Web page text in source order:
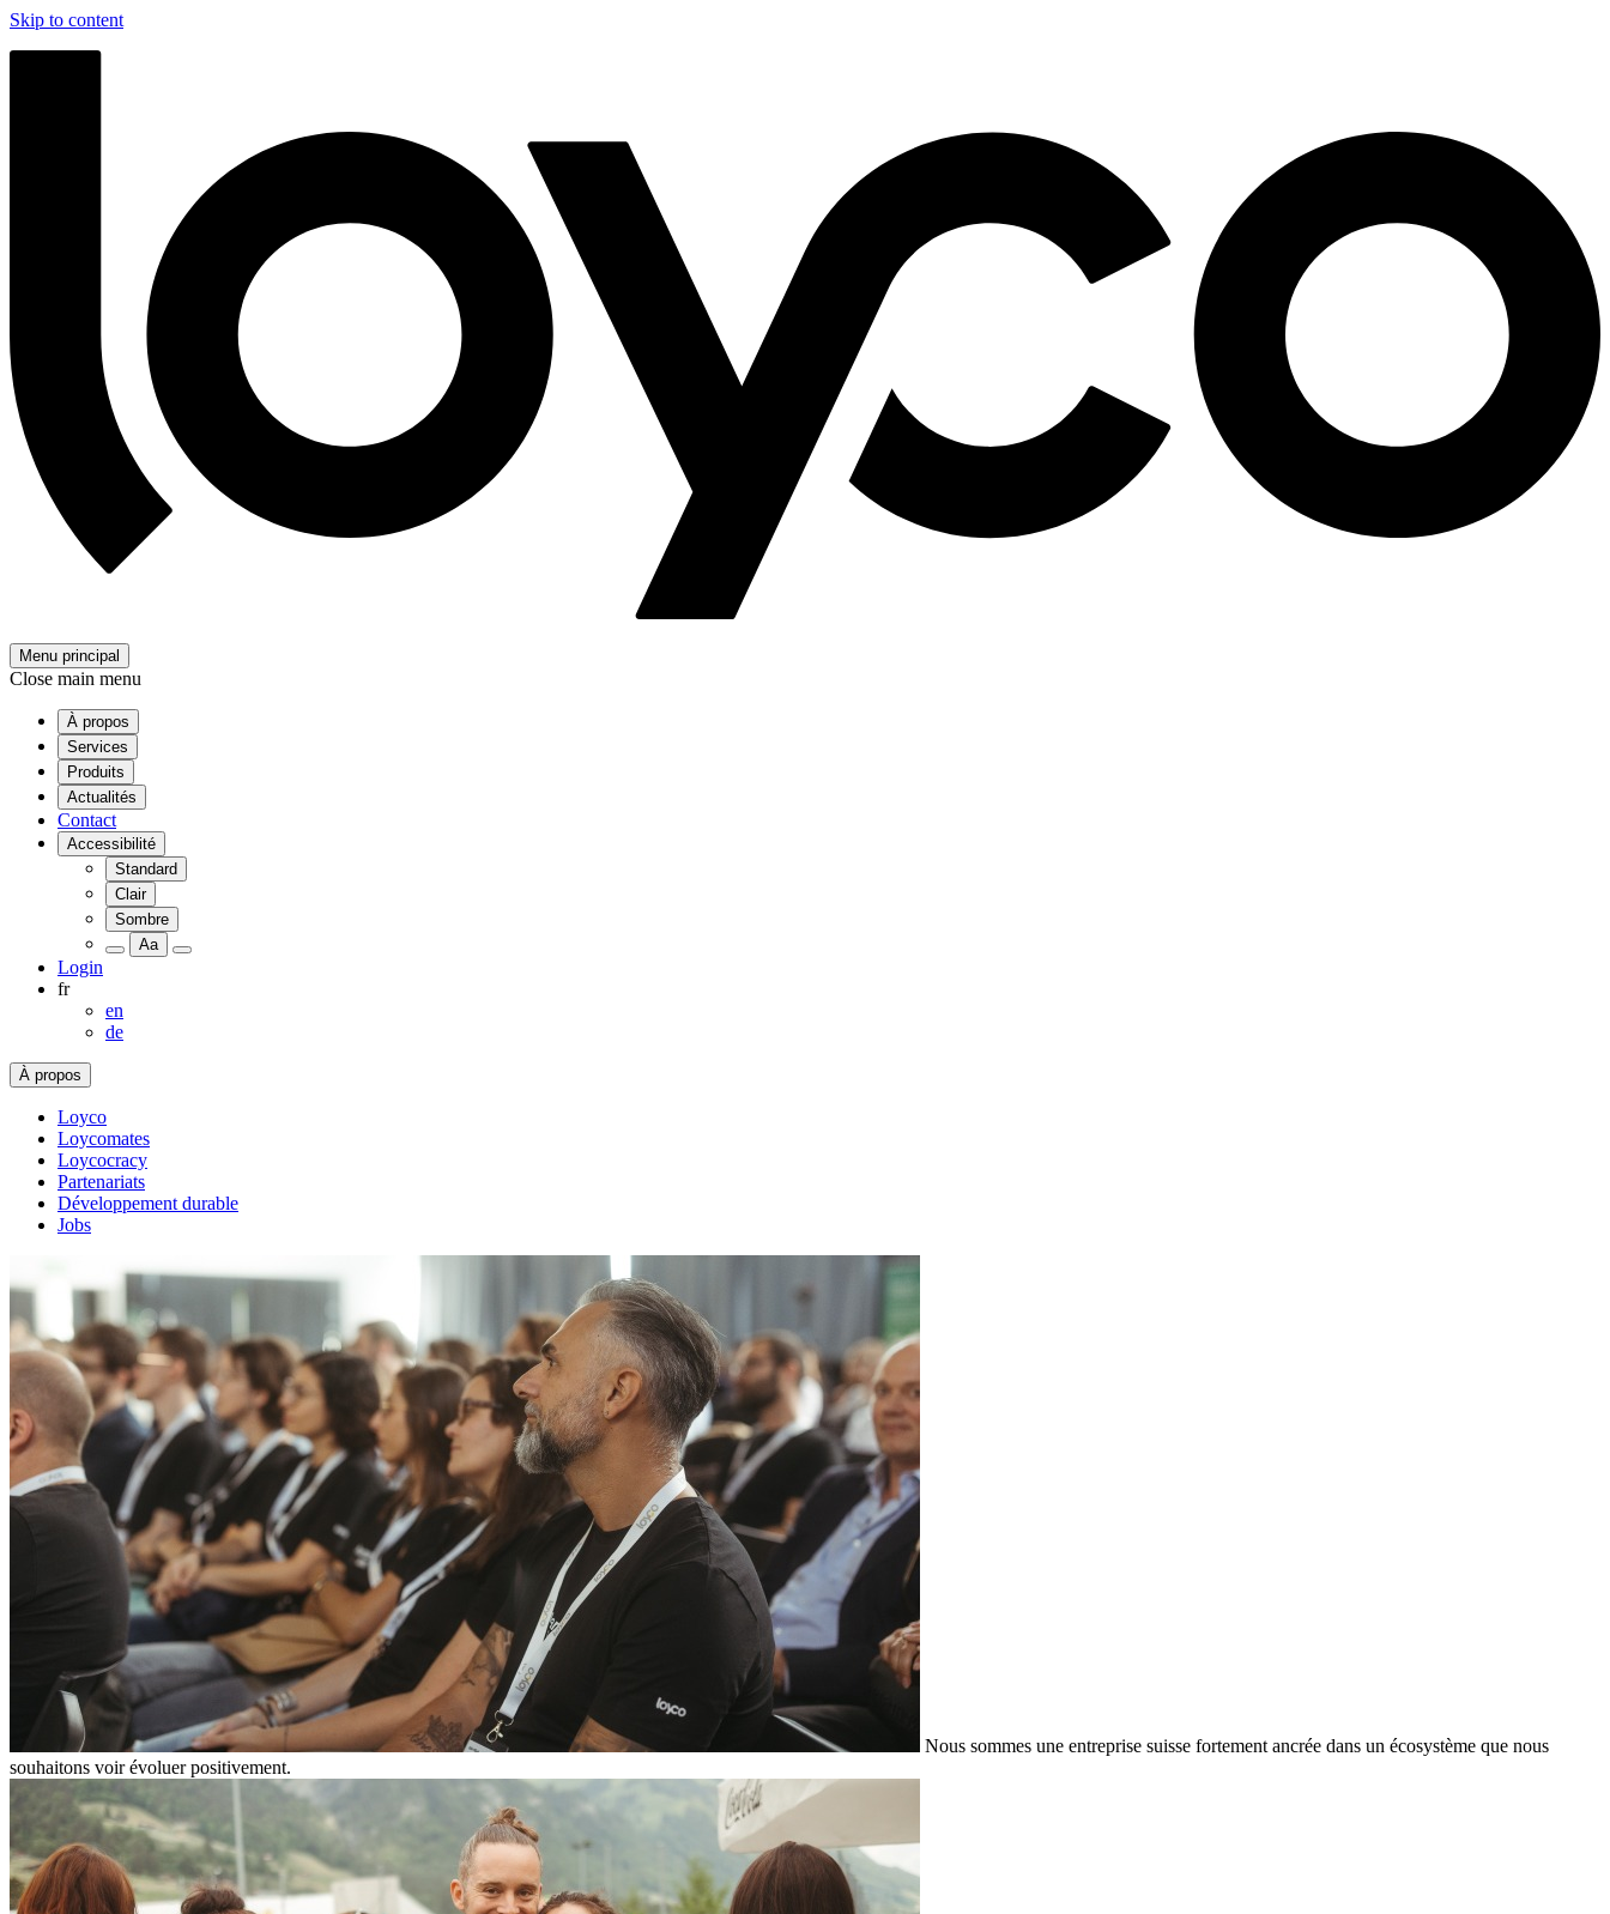
Skip to content
Menu principal
Close main menu
À propos
Services
Produits
Actualités
Contact
Accessibilité
Standard
Clair
Sombre
Aa
Login
fr
en
de
À propos
Loyco
Loycomates
Loycocracy
Partenariats
Développement durable
Jobs
Nous sommes une entreprise suisse fortement ancrée dans un écosystème que nous
souhaitons voir évoluer positivement.